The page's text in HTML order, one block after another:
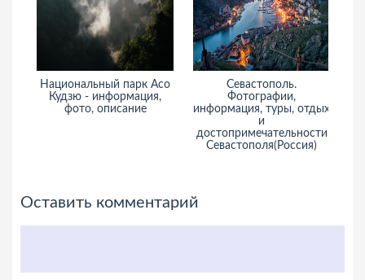
Национальный парк Асо
Кудзю - информация,
фото, описание
Севастополь.
Фотографии,
информация, туры, отдых
и
достопримечательности
Севастополя(Россия)
Оставить комментарий